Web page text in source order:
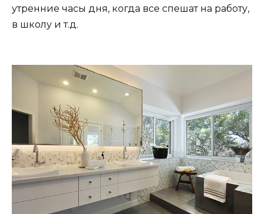
утренние часы дня, когда все спешат на работу,
в школу и т.д.